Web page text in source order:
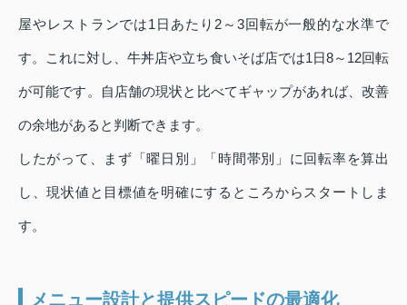
屋やレストランでは1日あたり2～3回転が一般的な水準で
す。これに対し、牛丼店や立ち食いそば店では1日8～12回転
が可能です。自店舗の現状と比べてギャップがあれば、改善
の余地があると判断できます。
したがって、まず「曜日別」「時間帯別」に回転率を算出
し、現状値と目標値を明確にするところからスタートしま
す。
メニュー設計と提供スピードの最適化